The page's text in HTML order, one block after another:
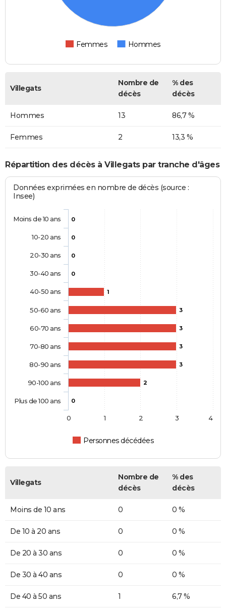
Femmes Hommes
Villegats
Nombre de
décès
% des
décès
Hommes 13 86,7 %
Femmes 2 13,3 %
Répartition des décès à Villegats par tranche d'âges
Données exprimées en nombre de décès (source :
Insee)
0
0
0
0
1
3
3
3
3
2
0
Personnes décédées
Moins de 10 ans
10-20 ans
20-30 ans
30-40 ans
40-50 ans
50-60 ans
60-70 ans
70-80 ans
80-90 ans
90-100 ans
Plus de 100 ans
0 1 2 3 4
Villegats
Nombre de
décès
% des
décès
Moins de 10 ans 0 0 %
De 10 à 20 ans 0 0 %
De 20 à 30 ans 0 0 %
De 30 à 40 ans 0 0 %
De 40 à 50 ans 1 6,7 %